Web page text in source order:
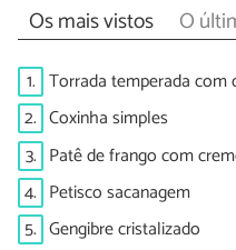
Os mais vistos O
1. Torrada temperada com
2. Coxinha simples
3. Patê de frango com
4. Petisco sacanagem
5. Gengibre cristalizado